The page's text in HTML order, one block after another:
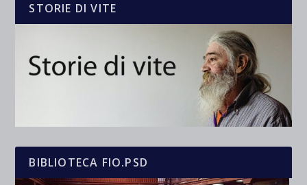
STORIE DI VITE
BIBLIOTECA FIO.PSD